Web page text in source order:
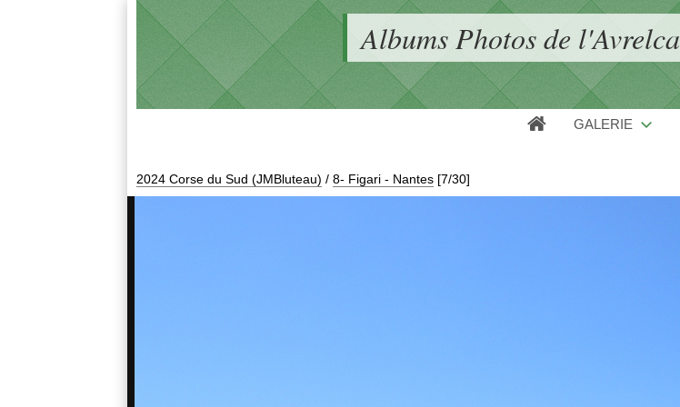
Albums Photos de l'Avrelca
GALERIE
2024 Corse du Sud (JMBluteau) / 8- Figari - Nantes [7/30]